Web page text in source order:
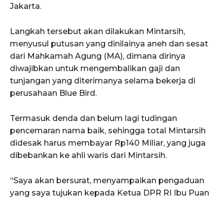
Jakarta.
Langkah tersebut akan dilakukan Mintarsih,
menyusul putusan yang dinilainya aneh dan sesat
dari Mahkamah Agung (MA), dimana dirinya
diwajibkan untuk mengembalikan gaji dan
tunjangan yang diterimanya selama bekerja di
perusahaan Blue Bird.
Termasuk denda dan belum lagi tudingan
pencemaran nama baik, sehingga total Mintarsih
didesak harus membayar Rp140 Miliar, yang juga
dibebankan ke ahli waris dari Mintarsih.
“Saya akan bersurat, menyampaikan pengaduan
yang saya tujukan kepada Ketua DPR RI Ibu Puan